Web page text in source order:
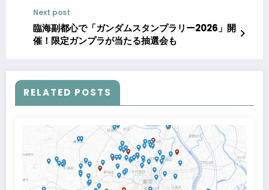
Next post
臨海副都心で「ガンダムスタンプラリー2026」開
催！限定ガンプラが当たる抽選会も
RELATED POSTS